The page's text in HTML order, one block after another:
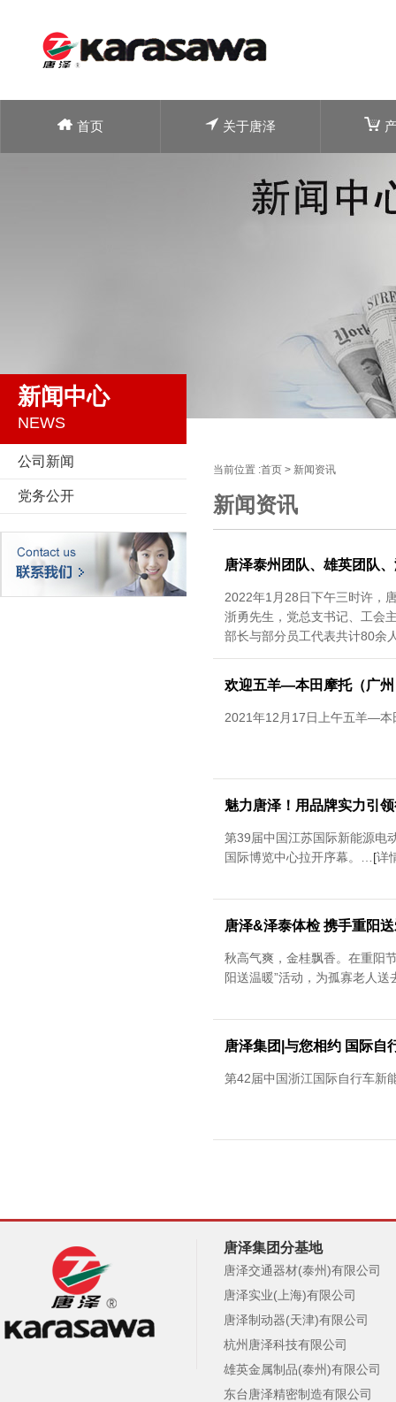
首页 关于唐泽
新闻中心
NEWS
公司新闻
党务公开
当前位置 :首页 > 新闻资讯
新闻资讯
唐泽泰州团队、雄英团队
2022年1月28日下午三时许，
浙勇先生，党总支书记、工会
部长与部分员工代表共计80余
欢迎五羊—本田摩托（广
2021年12月17日上午五羊—本
魅力唐泽！用品牌实力引
第39届中国江苏国际新能源电
国际博览中心拉开序幕。… [详
唐泽&泽泰体检 携手重阳
秋高气爽，金桂飘香。在重阳
阳送温暖”活动，为孤寡老人
唐泽集团|与您相约 国际自
第42届中国浙江国际自行车新
唐泽集团分基地
唐泽交通器材(泰州)有限公司
唐泽实业(上海)有限公司
唐泽制动器(天津)有限公司
杭州唐泽科技有限公司
雄英金属制品(泰州)有限公司
东台唐泽精密制造有限公司